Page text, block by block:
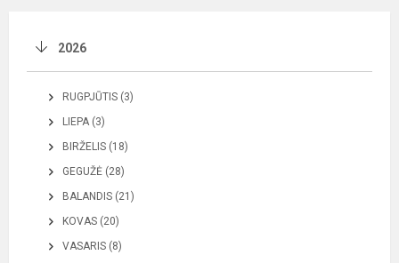
2026
RUGPJŪTIS (3)
LIEPA (3)
BIRŽELIS (18)
GEGUŽĖ (28)
BALANDIS (21)
KOVAS (20)
VASARIS (8)